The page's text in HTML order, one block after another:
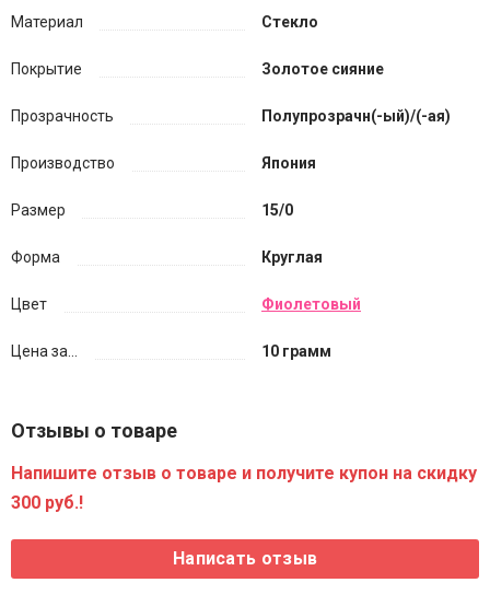
Материал Стекло
Покрытие Золотое сияние
Прозрачность Полупрозрачн(-ый)/(-ая)
Производство Япония
Размер 15/0
Форма Круглая
Цвет Фиолетовый
Цена за... 10 грамм
Отзывы о товаре
Напишите отзыв о товаре и получите купон на скидку
300 руб.!